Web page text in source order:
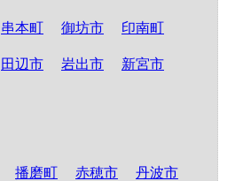
串本町 御坊市 印南町
田辺市 岩出市 新宮市
播磨町 赤穂市 丹波市